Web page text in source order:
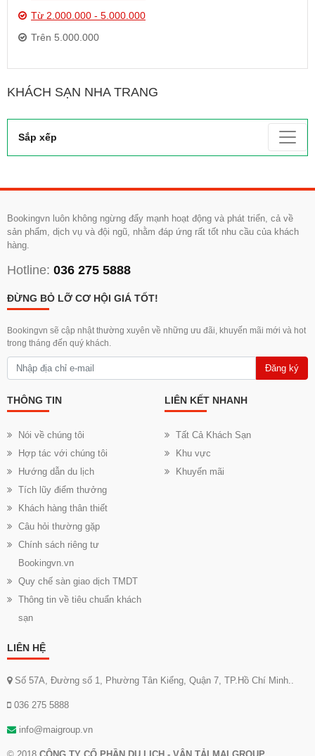
KHÁCH SẠN NHA TRANG
Sắp xếp
Từ 2.000.000 - 5.000.000
Trên 5.000.000
Bookingvn luôn không ngừng đẩy mạnh hoạt động và phát triển, cả về
sản phẩm, dịch vụ và đội ngũ, nhằm đáp ứng rất tốt nhu cầu của khách
hàng.
Hotline: 036 275 5888
ĐỪNG BỎ LỠ CƠ HỘI GIÁ TỐT!
Bookingvn sẽ cập nhật thường xuyên về những ưu đãi, khuyến mãi mới và hot
trong tháng đến quý khách.
Đăng ký
THÔNG TIN
Nói về chúng tôi
Hợp tác với chúng tôi
Hướng dẫn du lịch
Tích lũy điểm thưởng
Khách hàng thân thiết
Câu hỏi thường gặp
Chính sách riêng tư
Bookingvn.vn
Quy chế sàn giao dịch TMDT
Thông tin về tiêu chuẩn khách
sạn
LIÊN KẾT NHANH
Tất Cả Khách Sạn
Khu vực
Khuyến mãi
LIÊN HỆ
Số 57A, Đường số 1, Phường Tân Kiểng, Quận 7, TP.Hồ Chí Minh..
036 275 5888
info@maigroup.vn